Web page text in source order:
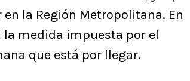
la Región Metropolitana. En
la medida impuesta por el
que está por llegar.